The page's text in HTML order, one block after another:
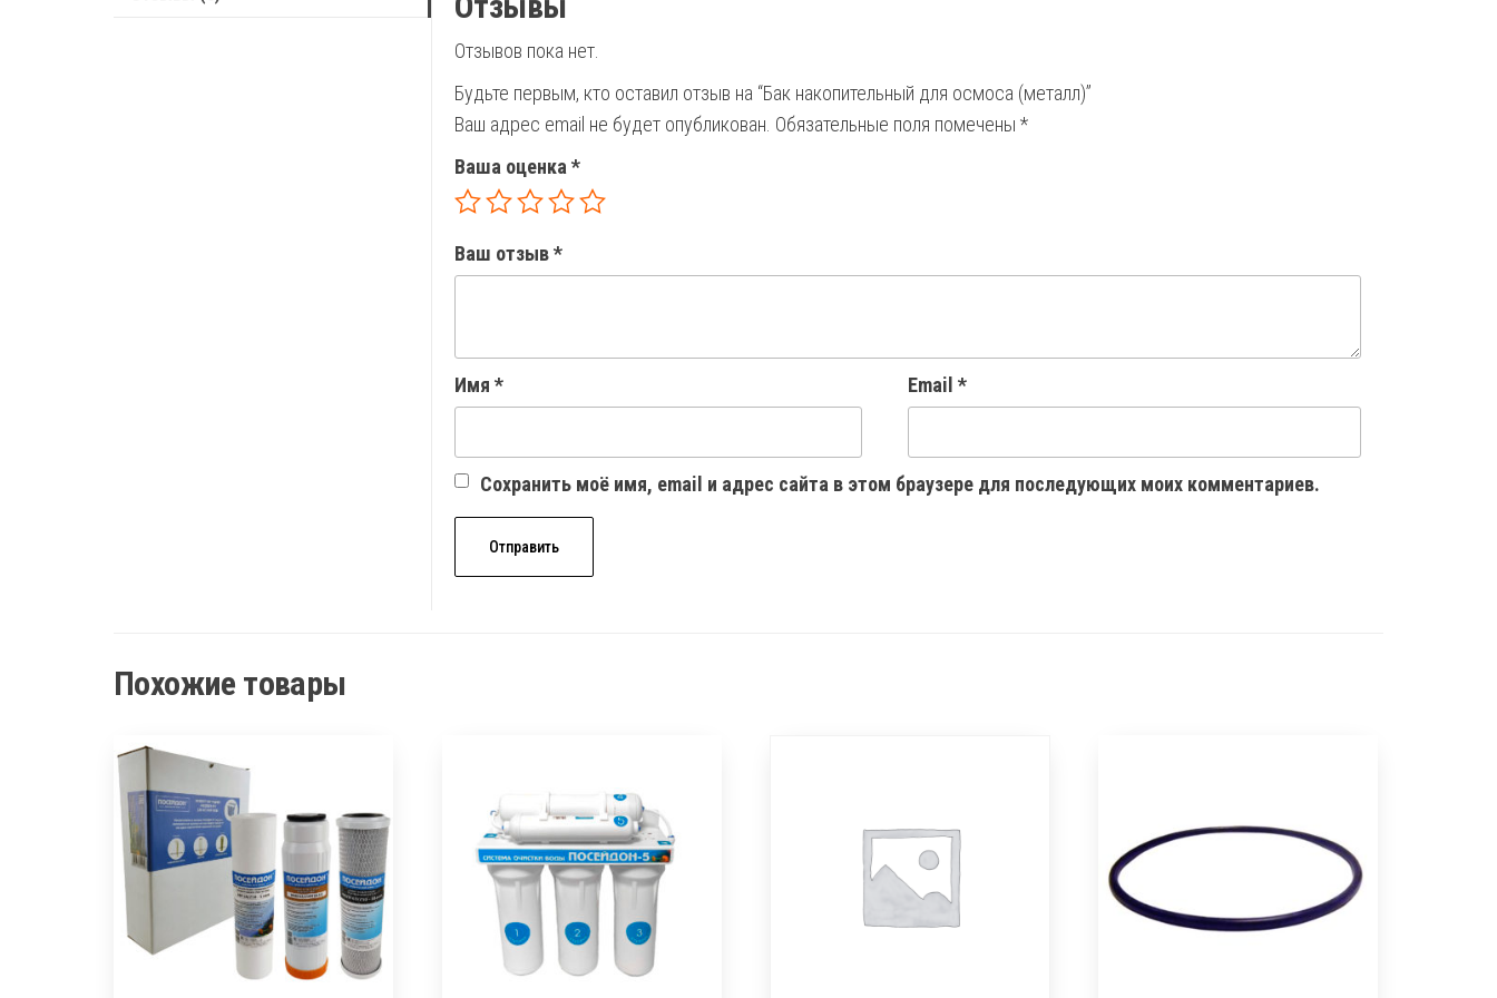
Отзывов пока нет.
Будьте первым, кто оставил отзыв на “Бак накопительный для осмоса (металл)”
Ваш адрес email не будет опубликован. Обязательные поля помечены *
Ваша оценка *
Ваш отзыв*
Имя * Email *
Сохранить моё имя, email и адрес сайта в этом браузере для последующих моих комментариев.
Похожие товары